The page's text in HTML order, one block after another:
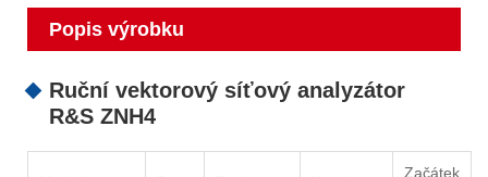
Popis výrobku
Ruční vektorový síťový analyzátor
R&S ZNH4
Začátek